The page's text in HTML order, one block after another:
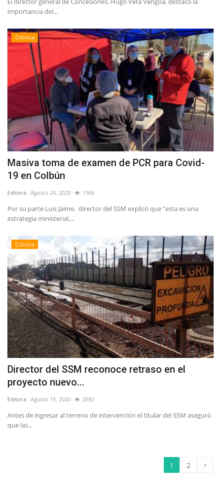
importancia del...
Crónica
Masiva toma de examen de PCR para Covid-
19 en Colbún
Editora Agosto 24, 2020 1366
Por su parte Luis Jaime, director del SSM explicó que “esta es una
estrategia ministerial,...
Crónica
Director del SSM reconoce retraso en el
proyecto nuevo...
Editora Agosto 15, 2020 2692
Antes de ingresar al terreno de intervención el titular del SSM aseguró
que las...
1 2 ›